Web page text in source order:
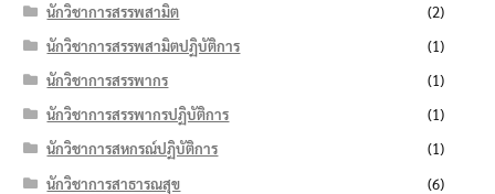
นักวิชาการสรรพสามิต
(2)
นักวิชาการสรรพสามิตปฏิบัติการ
(1)
นักวิชาการสรรพากร
(1)
นักวิชาการสรรพากรปฏิบัติการ
(1)
นักวิชาการสหกรณ์ปฏิบัติการ
(1)
นักวิชาการสาธารณสุข
(6)